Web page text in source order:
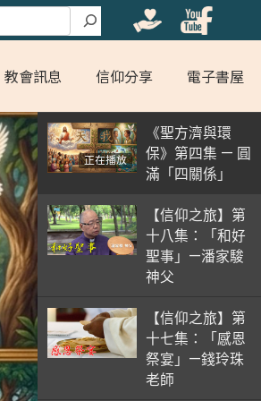
教會訊息 信仰分享 電子書屋
正在播放
《聖方濟與環
保》第四集 — 圓
滿「四關係」
【信仰之旅】第
十八集：「和好
聖事」—潘家駿
神父
【信仰之旅】第
十七集：「感恩
祭宴」—錢玲珠
老師